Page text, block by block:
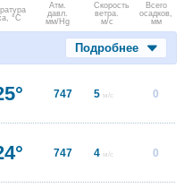
°C
Атм.
давл.
мм/Hg
Скорость
ветра.
м/с
Всего
осадков,
мм
Подробнее
747 5 м/с 0
747 4 м/с 0